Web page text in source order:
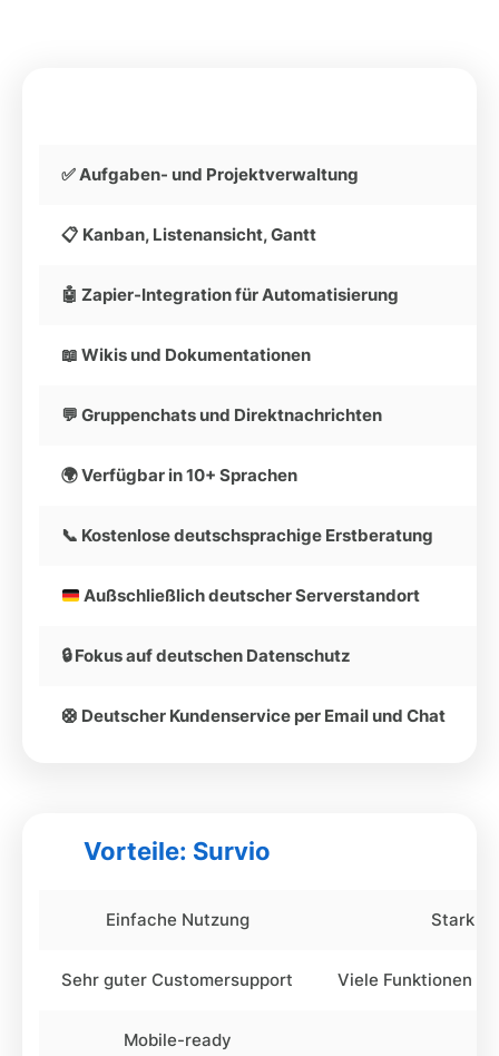
✅ Aufgaben- und Projektverwaltung
📋 Kanban, Listenansicht, Gantt
🤖 Zapier-Integration für Automatisierung
📖 Wikis und Dokumentationen
💬 Gruppenchats und Direktnachrichten
🌍 Verfügbar in 10+ Sprachen
📞 Kostenlose deutschsprachige Erstberatung
Außschließlich deutscher Serverstandort
🔒 Fokus auf deutschen Datenschutz
🛟 Deutscher Kundenservice per Email und Chat
Vorteile: Survio
Einfache Nutzung Stark
Sehr guter Customersupport Viele Funktionen
Mobile-ready